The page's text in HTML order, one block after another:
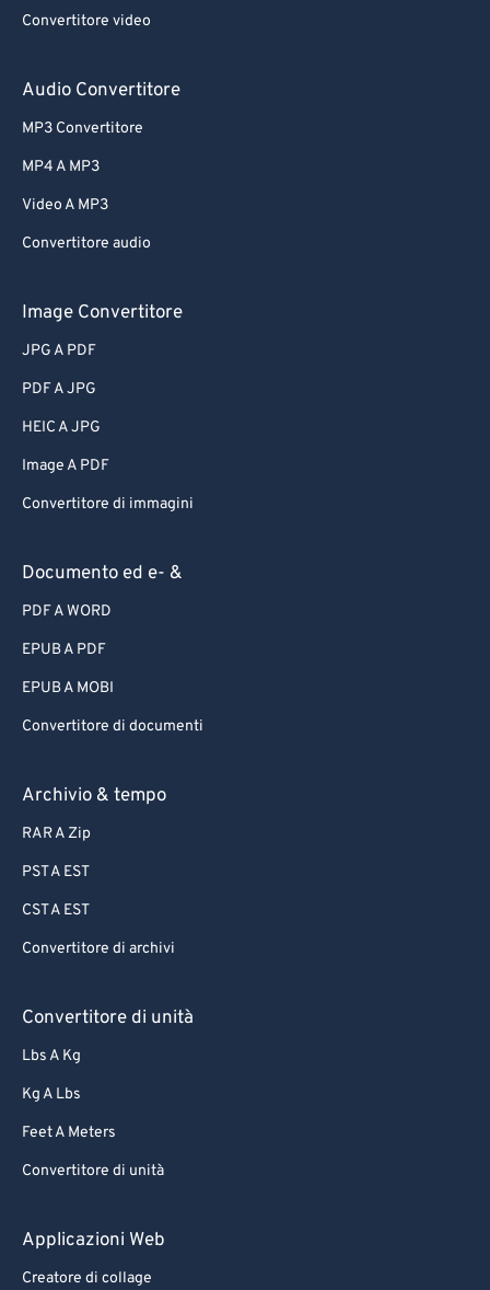
Convertitore video
Audio Convertitore
MP3 Convertitore
MP4 A MP3
Video A MP3
Convertitore audio
Image Convertitore
JPG A PDF
PDF A JPG
HEIC A JPG
Image A PDF
Convertitore di immagini
Documento ed e- &
PDF A WORD
EPUB A PDF
EPUB A MOBI
Convertitore di documenti
Archivio & tempo
RAR A Zip
PST A EST
CST A EST
Convertitore di archivi
Convertitore di unità
Lbs A Kg
Kg A Lbs
Feet A Meters
Convertitore di unità
Applicazioni Web
Creatore di collage